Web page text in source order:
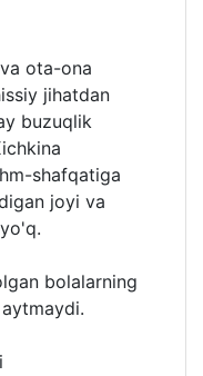
ota-ona
jihatdan
buzuqlik
shafqatiga
joyi va
bolalarning